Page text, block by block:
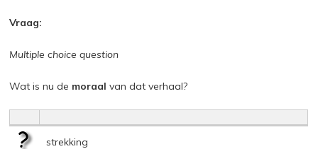
Vraag:
Multiple choice question
Wat is nu de moraal van dat verhaal?
strekking